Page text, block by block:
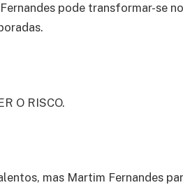
pode transformar-se
O RISCO.
mas Martim Fernandes